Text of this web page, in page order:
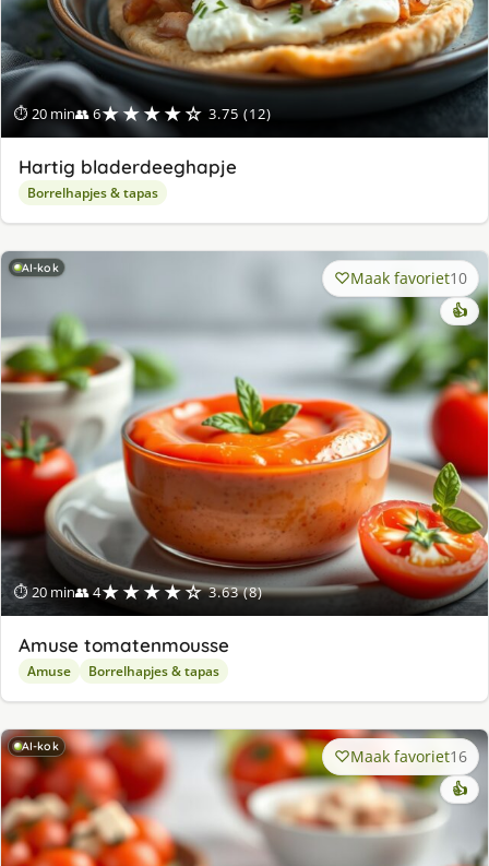
⏱ 20 min👥 6★★★★☆ 3.75 (12)
Hartig bladerdeeghapje
Borrelhapjes & tapas
AI-kok
⏱ 20 min👥 4★★★★☆ 3.63 (8)
Maak favoriet10
👍
Amuse tomatenmousse
Amuse Borrelhapjes & tapas
AI-kok Maak favoriet16
👍